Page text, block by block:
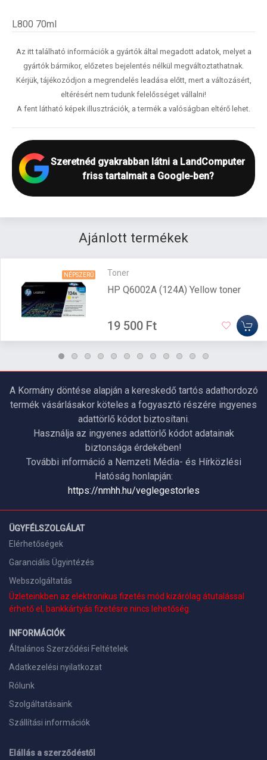
L800 70ml
Az itt található információk a gyártók által megadott adatok, melyet a
gyártók bármikor, előzetes bejelentés nélkül megváltoztathatnak.
Kérjük, tájékozódjon a megrendelés leadása előtt, mert a változásért,
eltérésért nem tudunk felelősséget vállalni!
A fent látható képek illusztrációk, a termék a valóságban eltérő lehet.
Szeretnéd gyakrabban látni a LandComputer
friss tartalmait a Google-ben?
Ajánlott termékek
NÉPSZERŰ Toner
HP Q6002A (124A) Yellow toner
19 500 Ft
A Kormány döntése alapján a kereskedő tartós adathordozó
termék vásárlásakor köteles a fogyasztó részére ingyenes
adattörlő kódot biztosítani.
Használja az ingyenes adattörlő kódot adatainak
biztonsága érdekében!
További információ a Nemzeti Média- és Hírközlési
Hatóság honlapján:
https://nmhh.hu/veglegestorles
ÜGYFÉLSZOLGÁLAT
Elérhetőségek
Garanciális Ügyintézés
Webszolgáltatás
Üzleteinkben az elektronikus fizetés mód kizárólag átutalással
érhető el, bankkártyás fizetésre nincs lehetőség.
INFORMÁCIÓK
Általános Szerződési Feltételek
Adatkezelési nyilatkozat
Rólunk
Szolgáltatásaink
Szállítási információk
Elállás a szerződéstől